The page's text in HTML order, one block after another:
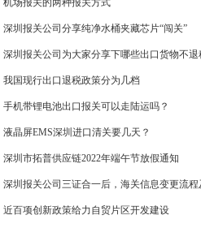
机场报关的两种报关方式
深圳报关公司分享纯净水桶夹藏芯片“闯关”
深圳报关公司为大家分享下哪些出口货物不
我国现行出口退税政策分为几档
手机带锂电池出口报关可以走陆运吗？
液晶屏EMS深圳进口清关要几天？
深圳市拓普供应链2022年端午节放假通知
深圳报关公司三证合一后，海关信息变更流程
近百项创新政策给力自贸片区开发建设